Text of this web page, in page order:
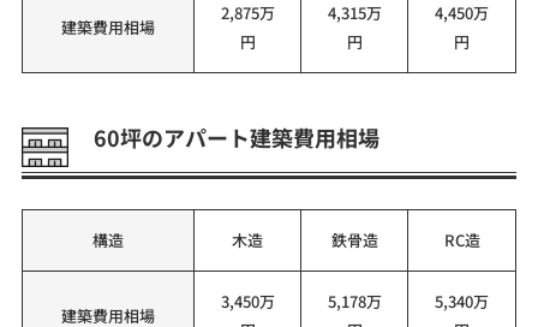
建築費用相場
2,875万
円
4,315万
円
4,450万
円
60坪のアパート建築費用相場
構造 木造 鉄骨造 RC造
建築費用相場
3,450万
5,178万
5,340万